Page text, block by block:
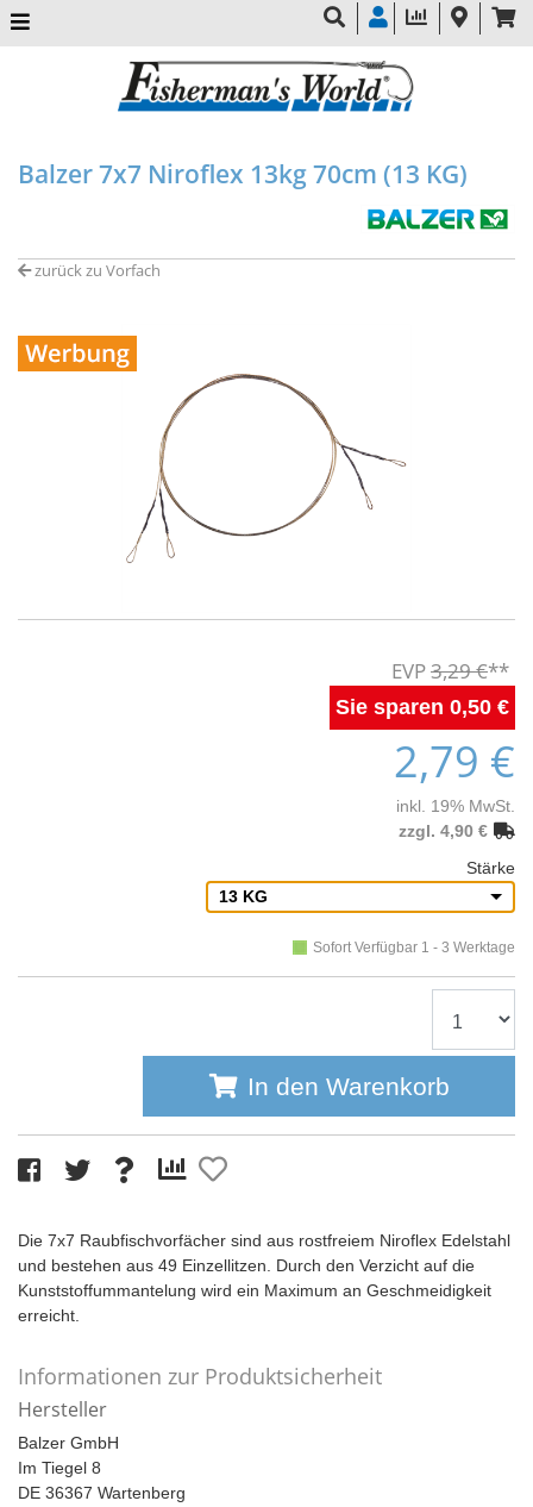
Balzer 7x7 Niroflex 13kg 70cm (13 KG)
zurück zu Vorfach
3,29 €
0,50 €
2,79 €
inkl. 19% MwSt.
zzgl. 4,90 €
Stärke
13 KG
Sofort Verfügbar 1 - 3 Werktage
In den Warenkorb
Die 7x7 Raubfischvorfächer sind aus rostfreiem Niroflex Edelstahl
und bestehen aus 49 Einzellitzen. Durch den Verzicht auf die
Kunststoffummantelung wird ein Maximum an Geschmeidigkeit
erreicht.
Informationen zur Produktsicherheit
Hersteller
Balzer GmbH
Im Tiegel 8
DE 36367 Wartenberg